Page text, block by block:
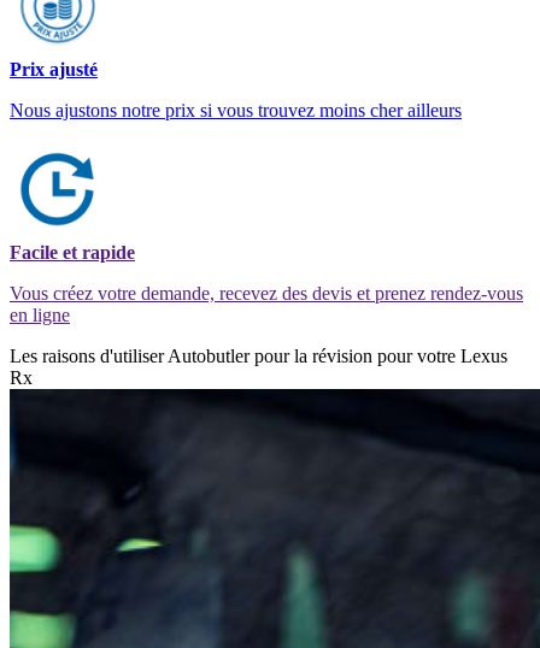
Prix ajusté
Nous ajustons notre prix si vous trouvez moins cher ailleurs
Facile et rapide
Vous créez votre demande, recevez des devis et prenez rendez-vous
en ligne
Les raisons d'utiliser Autobutler pour la révision pour votre Lexus
Rx